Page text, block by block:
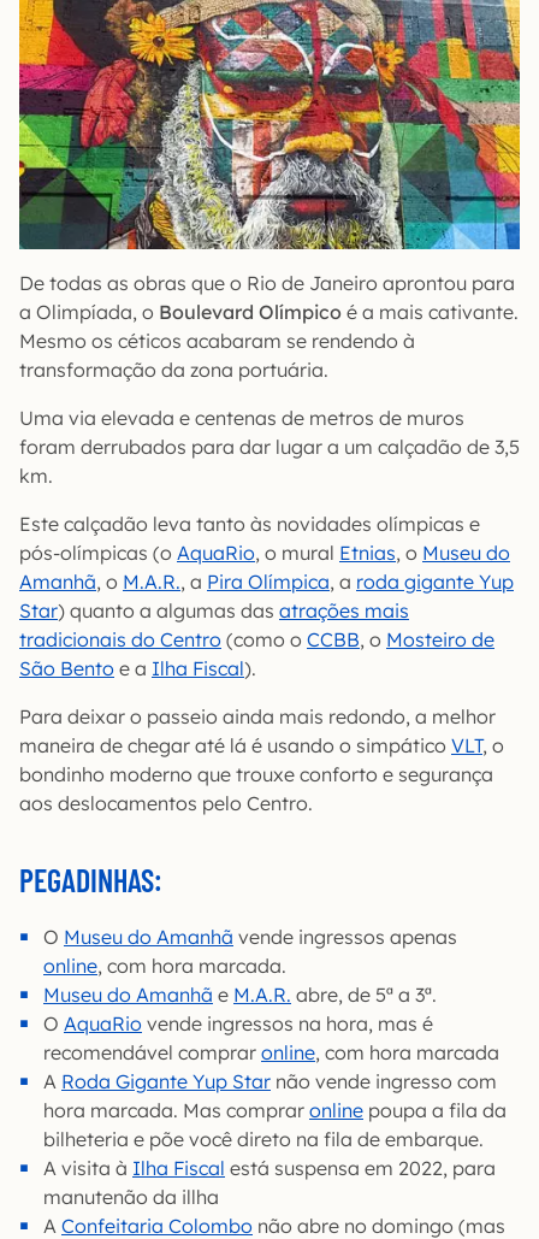
De todas as obras que o Rio de Janeiro aprontou para
a Olimpíada, o Boulevard Olímpico é a mais cativante.
Mesmo os céticos acabaram se rendendo à
transformação da zona portuária.
Uma via elevada e centenas de metros de muros
foram derrubados para dar lugar a um calçadão de 3,5
km.
Este calçadão leva tanto às novidades olímpicas e
pós-olímpicas (o AquaRio, o mural Etnias, o Museu do
Amanhã, o M.A.R., a Pira Olímpica, a roda gigante Yup
Star) quanto a algumas das atrações mais
tradicionais do Centro (como o CCBB, o Mosteiro de
São Bento e a Ilha Fiscal).
Para deixar o passeio ainda mais redondo, a melhor
maneira de chegar até lá é usando o simpático VLT, o
bondinho moderno que trouxe conforto e segurança
aos deslocamentos pelo Centro.
PEGADINHAS:
O Museu do Amanhã vende ingressos apenas
online, com hora marcada.
Museu do Amanhã e M.A.R. abre, de 5ª a 3ª.
O AquaRio vende ingressos na hora, mas é
recomendável comprar online, com hora marcada
A Roda Gigante Yup Star não vende ingresso com
hora marcada. Mas comprar online poupa a fila da
bilheteria e põe você direto na fila de embarque.
A visita à Ilha Fiscal está suspensa em 2022, para
manutenão da illha
A Confeitaria Colombo não abre no domingo (mas